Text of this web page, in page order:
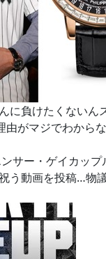
に負けたくないん
がマジでわから
サー・ゲイカッ
う動画を投稿…物